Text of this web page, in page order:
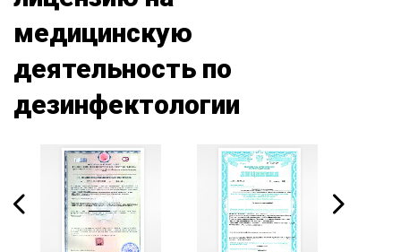
медицинскую
деятельность по
дезинфектологии